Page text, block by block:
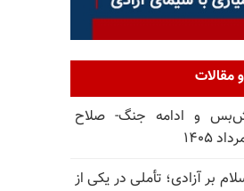
و مقالات
و ادامه جنگ- صلاح
بر آزادی؛ تأملی در یکی از